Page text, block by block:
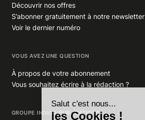
Découvrir nos offres
S’abonner gratuitement à notre newsletter
Voir le dernier numéro
VOUS AVEZ UNE QUESTION
À propos de votre abonnement
Vous souhaitez écrire à la rédaction ?
GROUPE INDIGO PUBLICATIONS